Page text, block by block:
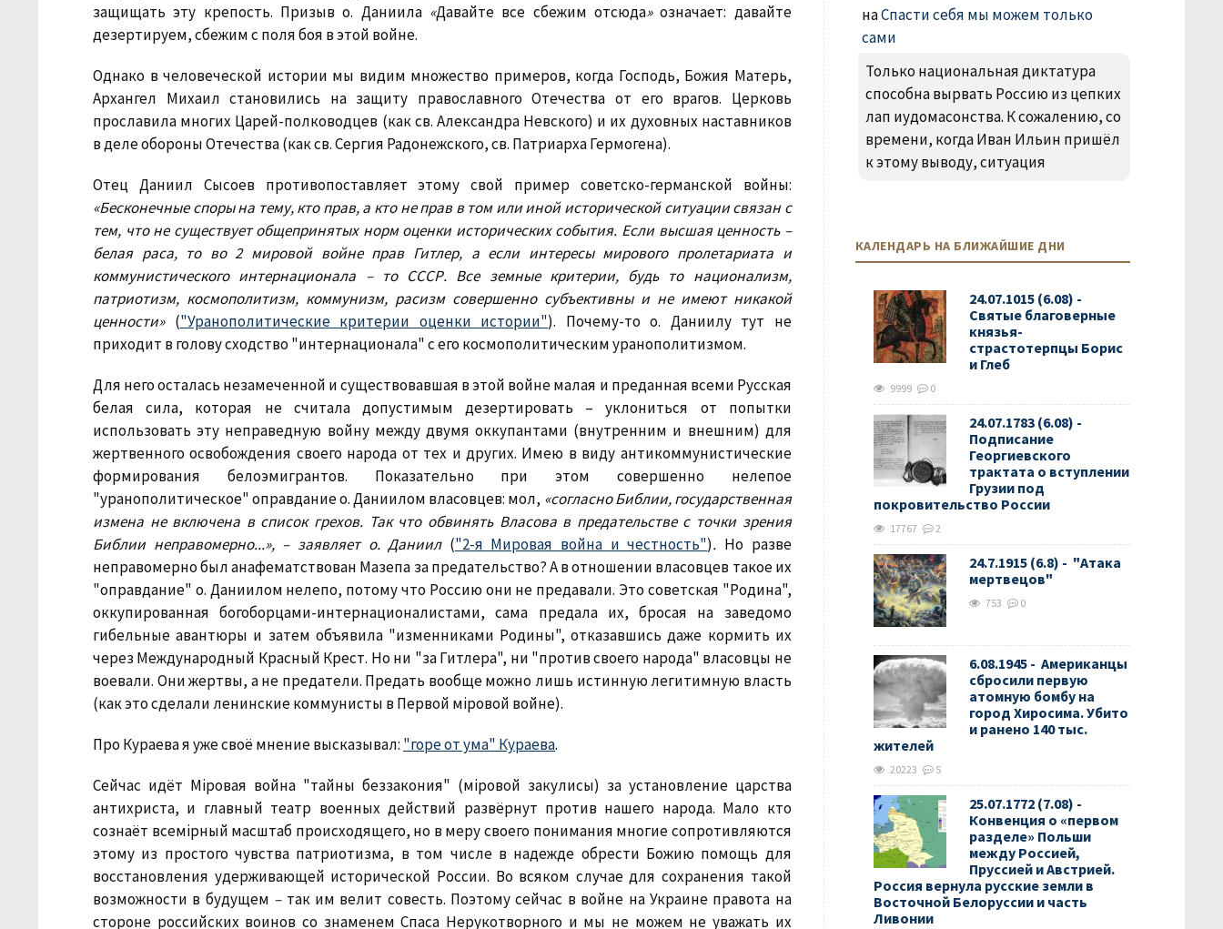
защищать эту крепость. Призыв о. Даниила «Давайте все сбежим отсюда»означает: давайте
дезертируем, сбежим с поля боя в этой войне.
Однако в человеческой истории мы видим множество примеров, когда Господь, Божия Матерь,
Архангел Михаил становились на защиту православного Отечества от его врагов. Церковь
прославила многих Царей-полководцев (как св. Александра Невского) и их духовных наставников
в деле обороны Отечества (как св. Сергия Радонежского, св. Патриарха Гермогена).
Отец Даниил Сысоев противопоставляет этому свой пример советско-германской войны:
«Бесконечные споры на тему, кто прав, а кто не прав в том или иной исторической ситуации связан с
тем, что не существует общепринятых норм оценки исторических события. Если высшая ценность –
белая раса, то во 2 мировой войне прав Гитлер, а если интересы мирового пролетариата и
коммунистического интернационала – то СССР. Все земные критерии, будь то национализм,
патриотизм, космополитизм, коммунизм, расизм совершенно субъективны и не имеют никакой
ценности» ("Уранополитические критерии оценки истории"). Почему-то о. Даниилу тут не
приходит в голову сходство "интернационала" с его космополитическим уранополитизмом.
Для него осталась незамеченной и существовавшая в этой войне малая и преданная всеми Русская
белая сила, которая не считала допустимым дезертировать – уклониться от попытки
использовать эту неправедную войну между двумя оккупантами (внутренним и внешним) для
жертвенного освобождения своего народа от тех и других. Имею в виду антикоммунистические
формирования белоэмигрантов. Показательно при этом совершенно нелепое
"уранополитическое" оправдание о. Даниилом власовцев: мол, «согласно Библии, государственная
измена не включена в список грехов. Так что обвинять Власова в предательстве с точки зрения
Библии неправомерно...», – заявляет о. Даниил ("2-я Мировая война и честность"). Но разве
неправомерно был анафематствован Мазепа за предательство? А в отношении власовцев такое их
"оправдание" о. Даниилом нелепо, потому что Россию они не предавали. Это советская "Родина",
оккупированная богоборцами-интернационалистами, сама предала их, бросая на заведомо
гибельные авантюры и затем объявила "изменниками Родины", отказавшись даже кормить их
через Международный Красный Крест. Но ни "за Гитлера", ни "против своего народа" власовцы не
воевали. Они жертвы, а не предатели. Предать вообще можно лишь истинную легитимную власть
(как это сделали ленинские коммунисты в Первой мiровой войне).
Про Кураева я уже своё мнение высказывал: "горе от ума" Кураева.
Сейчас идёт Мiровая война "тайны беззакония" (мiровой закулисы) за установление царства
антихриста, и главный театр военных действий развёрнут против нашего народа. Мало кто
сознаёт всемiрный масштаб происходящего, но в меру своего понимания многие сопротивляются
этому из простого чувства патриотизма, в том числе в надежде обрести Божию помощь для
восстановления удерживающей исторической России. Во всяком случае для сохранения такой
возможности в будущем – так им велит совесть. Поэтому сейчас в войне на Украине правота на
стороне российских воинов со знаменем Спаса Нерукотворного и мы не можем не уважать их
наСпасти себя мы можем только
сами
Только национальная диктатура
способна вырвать Россию из цепких
лап иудомасонства. К сожалению, со
времени, когда Иван Ильин пришёл
к этому выводу, ситуация
КАЛЕНДАРЬ НА БЛИЖАЙШИЕ ДНИ
24.07.1015 (6.08) -
Святые благоверные
князья-
страстотерпцы Борис
и Глеб
9999 0
24.07.1783 (6.08) -
Подписание
Георгиевского
трактата о вступлении
Грузии под
покровительство России
17767 2
24.7.1915 (6.8) - "Атака
мертвецов"
753 0
6.08.1945 - Американцы
сбросили первую
атомную бомбу на
город Хиросима. Убито
и ранено 140 тыс.
жителей
20223 5
25.07.1772 (7.08) -
Конвенция о «первом
разделе» Польши
между Россией,
Пруссией и Австрией.
Россия вернула русские земли в
Восточной Белоруссии и часть
Ливонии